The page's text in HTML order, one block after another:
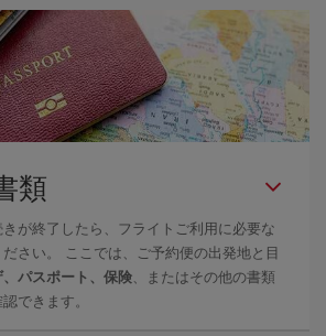
類
が終了したら、フライトご利用に必要な
さい。 ここでは、ご予約便の出発地と目
、パスポート、保険、またはその他の書類
できます。